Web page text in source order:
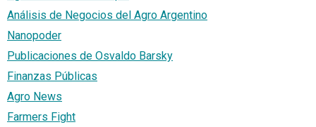
Análisis de Negocios del Agro Argentino
Nanopoder
Publicaciones de Osvaldo Barsky
Finanzas Públicas
Agro News
Farmers Fight